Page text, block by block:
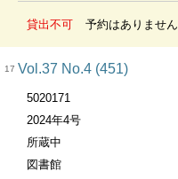
貸出不可 予約はありません
17 Vol.37 No.4 (451)
5020171
2024年4号
所蔵中
図書館